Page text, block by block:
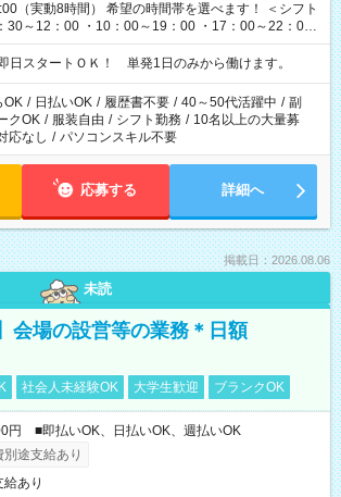
） 希望の時間帯を選べます！ ＜シフト
30～12：00 ・10：00～19：00 ・17：00～22：00
22：00 ・22：00～翌6：00 など
即日スタートＯＫ！ 単発1日のみから働けます。
OK / 日払いOK / 履歴書不要 / 40～50代活躍中 / 副
クOK / 服装自由 / シフト勤務 / 10名以上の大量募
応なし / パソコンスキル不要
応募する 詳細へ
掲載日：2026.08.06
未読
会場の設営等の業務＊日額
社会人未経験OK 大学生歓迎 ブランクOK
円 ■即払いOK、日払いOK、週払いOK
別途支給あり
給あり